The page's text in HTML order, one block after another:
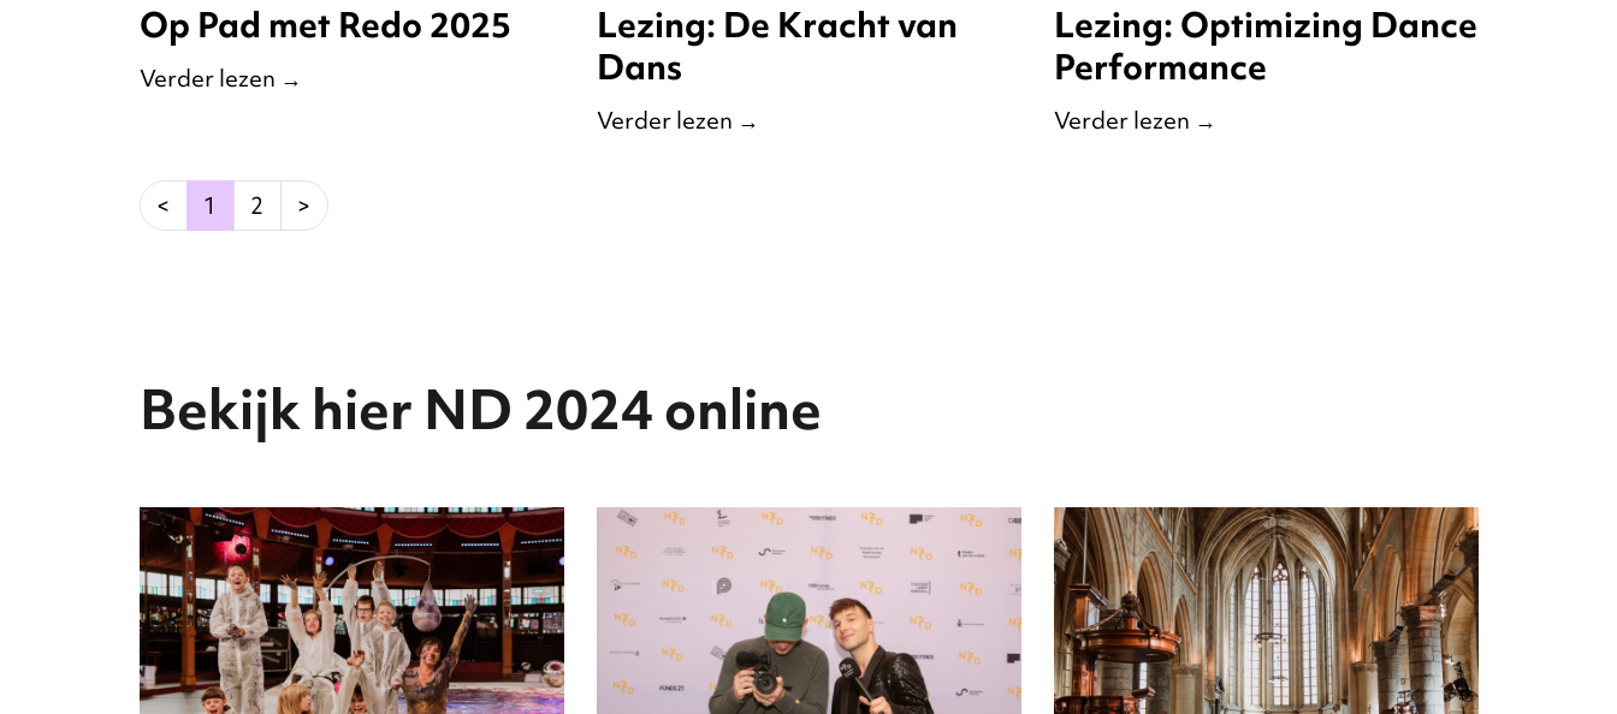
Op Pad met Redo 2025
Verder lezen →
Lezing: De Kracht van
Dans
Verder lezen →
Lezing: Optimizing Dance
Performance
Verder lezen →
< 1 (current)
2 >
Bekijk hier ND 2024 online